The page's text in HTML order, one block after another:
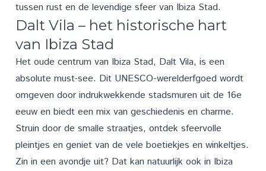
tussen rust en de levendige sfeer van Ibiza Stad.
Dalt Vila – het historische hart
van Ibiza Stad
Het oude centrum van Ibiza Stad, Dalt Vila, is een
absolute must-see. Dit UNESCO-werelderfgoed wordt
omgeven door indrukwekkende stadsmuren uit de 16e
eeuw en biedt een mix van geschiedenis en charme.
Struin door de smalle straatjes, ontdek sfeervolle
pleintjes en geniet van de vele boetiekjes en winkeltjes.
Zin in een avondje uit? Dat kan natuurlijk ook in Ibiza